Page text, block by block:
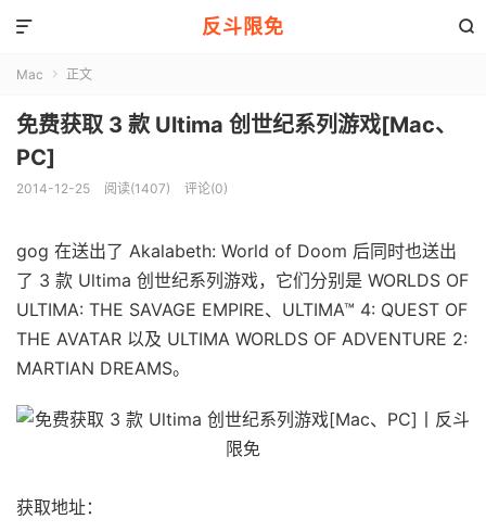
反斗限免 

Mac  正文
免费获取 3 款 Ultima 创世纪系列游戏[Mac、
PC]
2014-12-25 阅读(1407) 评论(0)
gog 在送出了 Akalabeth: World of Doom 后同时也送出
了 3 款 Ultima 创世纪系列游戏，它们分别是 WORLDS OF
ULTIMA: THE SAVAGE EMPIRE、ULTIMA™ 4: QUEST OF
THE AVATAR 以及 ULTIMA WORLDS OF ADVENTURE 2:
MARTIAN DREAMS。
获取地址：